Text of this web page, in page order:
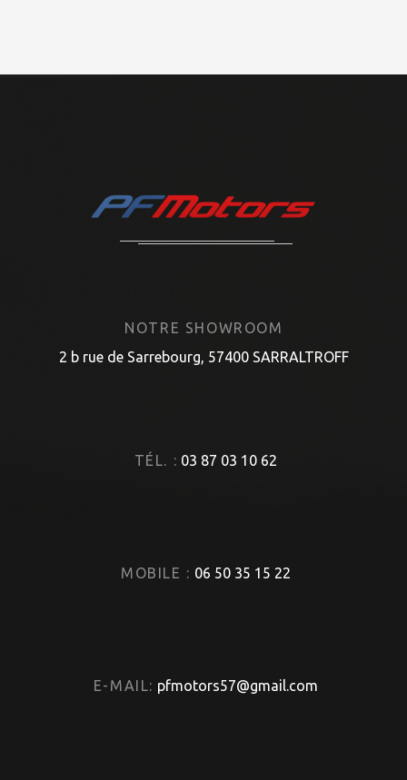
NOTRE SHOWROOM
2 b rue de Sarrebourg, 57400 SARRALTROFF
TÉL. : 03 87 03 10 62
MOBILE : 06 50 35 15 22
E-MAIL: pfmotors57@gmail.com